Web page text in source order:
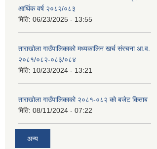
आर्थिक वर्ष २०८२/०८३
मिति: 06/23/2025 - 13:55
ताराखोला गाउँपालिकाको मध्यकालिन खर्च संरचना आ.व.
२०८१/०८२-०८३/०८४
मिति: 10/23/2024 - 13:21
ताराखोला गाउँपालिकाको २०८१-०८२ को बजेट किताब
मिति: 08/11/2024 - 07:22
अन्य